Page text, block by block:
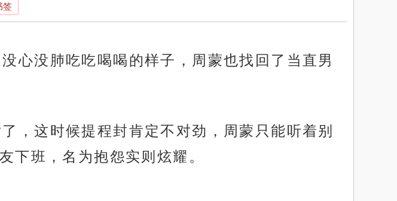
签
心没肺吃吃喝喝的样子，周蒙也找回了当直男
，这时候提程封肯定不对劲，周蒙只能听着别
下班，名为抱怨实则炫耀。